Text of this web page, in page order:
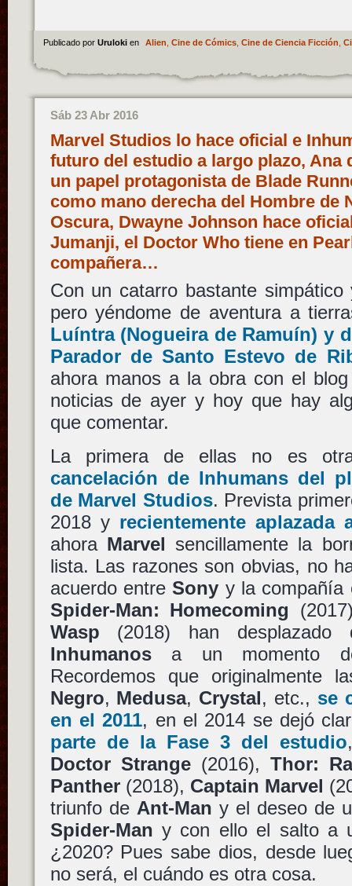
Publicado por Uruloki en Alien Cine de Cómics, Cine de Ciencia Ficción
Sáb 23 Abr 2016
Marvel Studios lo hace oficial e
futuro del estudio a largo plazo, Ana
un papel protagonista de Blade
como mano derecha del Hombre de
Oscura, Dwayne Johnson hace
Jumanji, el Doctor Who tiene en
compañera…
Con un catarro bastante
pero yéndome de aventura a
Luíntra (Nogueira de Ramuín) y
Parador de Santo Estevo de
ahora manos a la obra con el
noticias de ayer y hoy que hay
que comentar.
La primera de ellas no es
cancelación de Inhumansdel
de Marvel Studios. Prevista
2018 y recientemente aplazada
ahora Marvel sencillamente la
lista. Las razones son obvias, no
acuerdo entreSony y la
Spider-Man: Homecoming
Wasp (2018) han desplazado
Inhumanosa un momento
Recordemos que originalmente
Negro, Medusa, Crystal, etc., se
en el 2011, en el 2014 se dejó
parte de la Fase 3 del estudio
Doctor Strange(2016), Thor:
Panther(2018), Captain Marvel
triunfo de Ant-Man y el deseo de
Spider-Man y con ello el salto a
¿2020? Pues sabe dios, desde
no será, el cuándo es otra cosa.